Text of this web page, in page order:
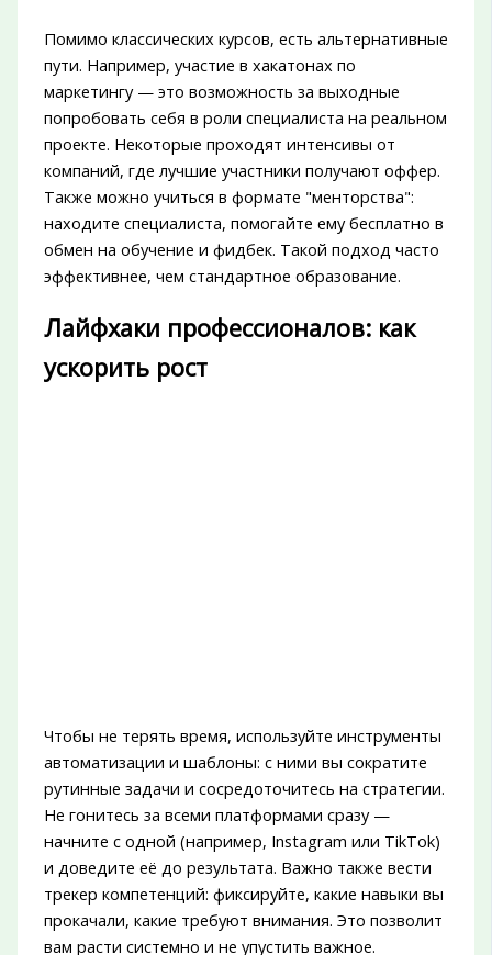
Помимо классических курсов, есть альтернативные
пути. Например, участие в хакатонах по
маркетингу — это возможность за выходные
попробовать себя в роли специалиста на реальном
проекте. Некоторые проходят интенсивы от
компаний, где лучшие участники получают оффер.
Также можно учиться в формате "менторства":
находите специалиста, помогайте ему бесплатно в
обмен на обучение и фидбек. Такой подход часто
эффективнее, чем стандартное образование.
Лайфхаки профессионалов: как
ускорить рост
Чтобы не терять время, используйте инструменты
автоматизации и шаблоны: с ними вы сократите
рутинные задачи и сосредоточитесь на стратегии.
Не гонитесь за всеми платформами сразу —
начните с одной (например, Instagram или TikTok)
и доведите её до результата. Важно также вести
трекер компетенций: фиксируйте, какие навыки вы
прокачали, какие требуют внимания. Это позволит
вам расти системно и не упустить важное.